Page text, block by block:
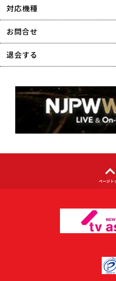
採用情報
協賛・広告媒体のご案内
特定商取引に関する表記
著作権について
利用者情報の外部送信について
対応機種
お問合せ
退会する